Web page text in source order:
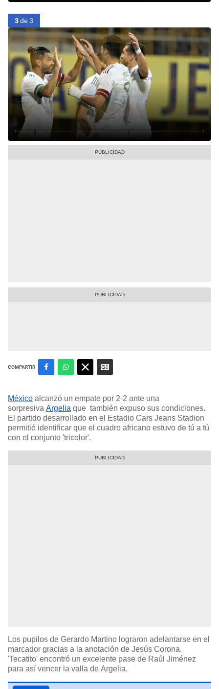
3de 3
COMPARTIR
México alcanzó un empate por 2-2 ante una
sorpresiva Argelia que también expuso sus condiciones.
El partido desarrollado en el Estadio Cars Jeans Stadion
permitió identificar que el cuadro africano estuvo de tú a tú
con el conjunto 'tricolor'.
Los pupilos de Gerardo Martino lograron adelantarse en el
marcador gracias a la anotación de Jesús Corona.
'Tecatito' encontró un excelente pase de Raúl Jiménez
para así vencer la valla de Argelia.